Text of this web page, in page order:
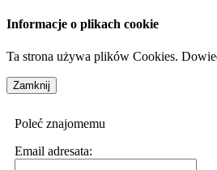
Informacje o plikach cookie
Ta strona używa plików Cookies.
Poleć znajomemu
Email adresata: